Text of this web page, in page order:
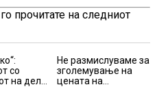
прочитате на следниот
со
на дел
Не размислуваме за
зголемување на
цената на